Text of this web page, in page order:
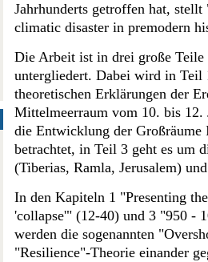
Jahrhunderts getroffen hat,
climatic disaster in premodern
Die Arbeit ist in drei große
untergliedert. Dabei wird in Teil
theoretischen Erklärungen der
Mittelmeerraum vom 10. bis
die Entwicklung der
betrachtet, in Teil 3 geht es um
(Tiberias, Ramla, Jerusalem)
In den Kapiteln 1 "Presenting
'collapse'" (12-40) und 3 "950 -
werden die sogenannten
"Resilience"-Theorie einander